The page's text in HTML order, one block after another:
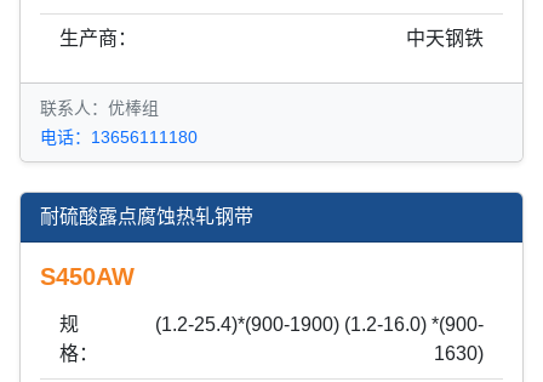
生产商： 中天钢铁
联系人：优棒组
电话：13656111180
耐硫酸露点腐蚀热轧钢带
S450AW
规
格：
(1.2-25.4)*(900-1900) (1.2-16.0) *(900-
1630)